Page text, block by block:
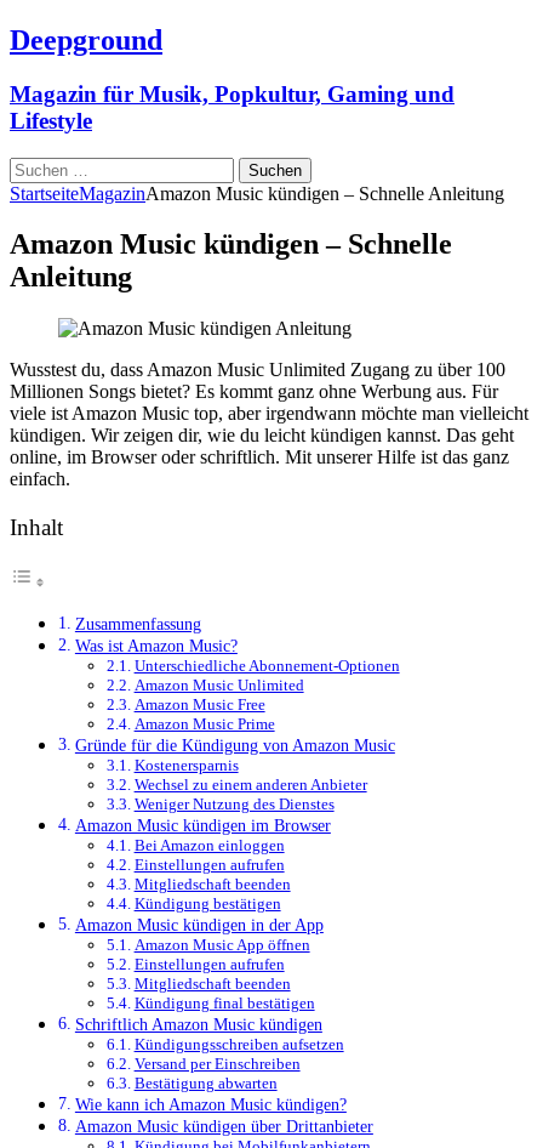
Deepground
Magazin für Musik, Popkultur, Gaming und
Lifestyle
Suchen
nach:
StartseiteMagazinAmazon Music kündigen – Schnelle Anleitung
Amazon Music kündigen – Schnelle
Anleitung
Wusstest du, dass Amazon Music Unlimited Zugang zu über 100
Millionen Songs bietet? Es kommt ganz ohne Werbung aus. Für
viele ist Amazon Music top, aber irgendwann möchte man vielleicht
kündigen. Wir zeigen dir, wie du leicht kündigen kannst. Das geht
online, im Browser oder schriftlich. Mit unserer Hilfe ist das ganz
einfach.
Inhalt
Zusammenfassung
Was ist Amazon Music?
Unterschiedliche Abonnement-Optionen
Amazon Music Unlimited
Amazon Music Free
Amazon Music Prime
Gründe für die Kündigung von Amazon Music
Kostenersparnis
Wechsel zu einem anderen Anbieter
Weniger Nutzung des Dienstes
Amazon Music kündigen im Browser
Bei Amazon einloggen
Einstellungen aufrufen
Mitgliedschaft beenden
Kündigung bestätigen
Amazon Music kündigen in der App
Amazon Music App öffnen
Einstellungen aufrufen
Mitgliedschaft beenden
Kündigung final bestätigen
Schriftlich Amazon Music kündigen
Kündigungsschreiben aufsetzen
Versand per Einschreiben
Bestätigung abwarten
Wie kann ich Amazon Music kündigen?
Amazon Music kündigen über Drittanbieter